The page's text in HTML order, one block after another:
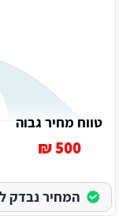
טווח מחיר גבוה
500 ₪
המחיר נבדק